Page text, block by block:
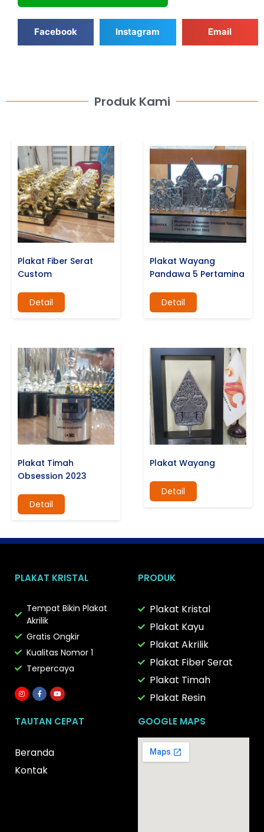
Facebook Instagram Email
Produk Kami
Plakat Fiber Serat
Custom
Detail
Plakat Wayang
Pandawa 5 Pertamina
Detail
Plakat Timah
Obsession 2023
Detail
Plakat Wayang
Detail
PLAKAT KRISTAL
Tempat Bikin Plakat
Akrilik
Gratis Ongkir
Kualitas Nomor 1
Terpercaya
PRODUK
Plakat Kristal
Plakat Kayu
Plakat Akrilik
Plakat Fiber Serat
Plakat Timah
Plakat Resin
TAUTAN CEPAT
Beranda
Kontak
GOOGLE MAPS